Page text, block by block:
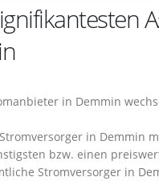
in Demmin
in Demmin
bzw. einen
Stromversorger in